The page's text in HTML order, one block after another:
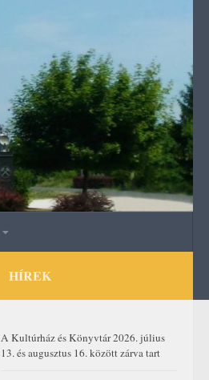
HÍREK
A Kultúrház és Könyvtár 2026. július
13. és augusztus 16. között zárva tart